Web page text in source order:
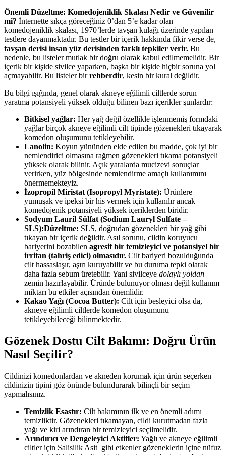
Önemli Düzeltme: Komedojeniklik Skalası Nedir ve Güvenilir
mi? İnternette sıkça göreceğiniz 0’dan 5’e kadar olan
komedojeniklik skalası, 1970’lerde tavşan kulağı üzerinde yapılan
testlere dayanmaktadır. Bu testler bir içerik hakkında fikir verse de,
tavşan derisi insan yüz derisinden farklı tepkiler verir. Bu
nedenle, bu listeler mutlak bir doğru olarak kabul edilmemelidir. Bir
içerik bir kişide sivilce yaparken, başka bir kişide hiçbir soruna yol
açmayabilir. Bu listeler birrehberdir, kesin bir kural değildir.
Bu bilgi ışığında, genel olarak akneye eğilimli ciltlerde sorun
yaratma potansiyeli yüksek olduğu bilinen bazı içerikler şunlardır:
Bitkisel yağlar: Her yağ değil özellikle işlenmemiş formdaki
yağlar birçok akneye eğilimli cilt tipinde gözenekleri tıkayarak
komedon oluşumunu tetikleyebilir.
Lanolin: Koyun yününden elde edilen bu madde, çok iyi bir
nemlendirici olmasına rağmen gözenekleri tıkama potansiyeli
yüksek olarak bilinir. Açık yaralarda mucizevi sonuçlar
verirken, yüz bölgesinde nemlendirme amaçlı kullanımını
önermemekteyiz.
İzopropil Miristat (Isopropyl Myristate): Ürünlere
yumuşak ve ipeksi bir his vermek için kullanılır ancak
komedojenik potansiyeli yüksek içeriklerden biridir.
Sodyum Lauril Sülfat (Sodium Lauryl Sulfate –
SLS):Düzeltme: SLS, doğrudan gözenekleri bir yağ gibi
tıkayan bir içerik değildir. Asıl sorunu, cildin koruyucu
bariyerini bozabilen agresif bir temizleyici ve potansiyel bir
irritan (tahriş edici) olmasıdır. Cilt bariyeri bozulduğunda
cilt hassaslaşır, aşırı kuruyabilir ve bu duruma tepki olarak
daha fazla sebum üretebilir. Yani sivilceye dolaylı yoldan
zemin hazırlayabilir. Üründe bulunuyor olması değil kullanım
miktarı bu etkiler açısından önemlidir.
Kakao Yağı (Cocoa Butter): Cilt için besleyici olsa da,
akneye eğilimli ciltlerde komedon oluşumunu
tetikleyebileceği bilinmektedir.
Gözenek Dostu Cilt Bakımı: Doğru Ürün
Nasıl Seçilir?
Cildinizi komedonlardan ve akneden korumak için ürün seçerken
cildinizin tipini göz önünde bulundurarak bilinçli bir seçim
yapmalısınız.
Temizlik Esastır: Cilt bakımının ilk ve en önemli adımı
temizliktir. Gözenekleri tıkamayan, cildi kurutmadan fazla
yağı ve kiri arındıran bir temizleyici seçilmelidir.
Arındırıcı ve Dengeleyici Aktifler: Yağlı ve akneye eğilimli
ciltler için Salisilik Asit gibi etkenler gözeneklerin içine nüfuz